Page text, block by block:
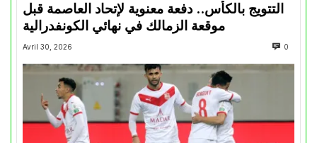
التتويج بالكأس.. دفعة معنوية لإتحاد العاصمة قبل
موقعة الزمالك في نهائي الكونفدرالية
Avril 30, 2026 0